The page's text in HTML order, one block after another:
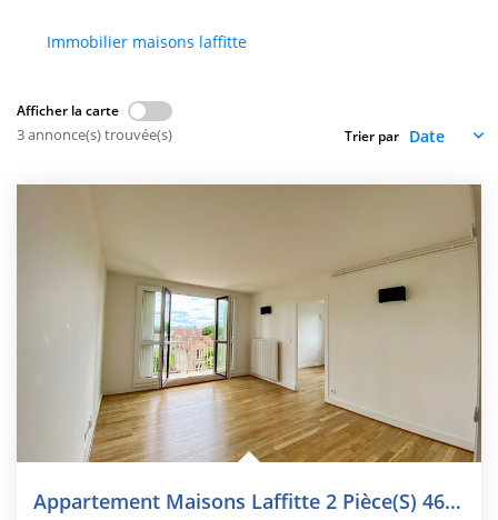
Immobilier maisons laffitte
Afficher la carte
3 annonce(s) trouvée(s) Trier par
Appartement Maisons Laffitte 2 Pièce(s) 46 M2